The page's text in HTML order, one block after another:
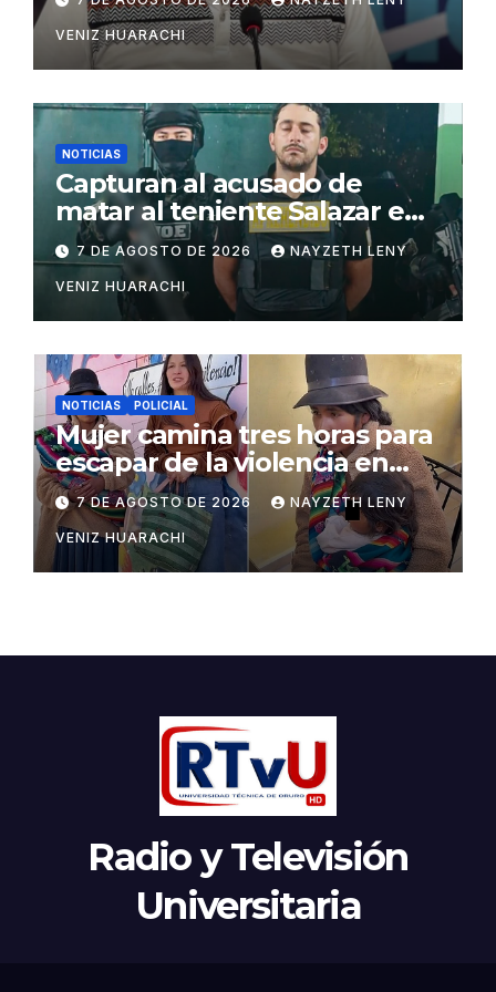
VENIZ HUARACHI
NOTICIAS
Capturan al acusado de
matar al teniente Salazar en
San Matías
7 DE AGOSTO DE 2026 NAYZETH LENY
VENIZ HUARACHI
NOTICIAS POLICIAL
Mujer camina tres horas para
escapar de la violencia en
Potosí
7 DE AGOSTO DE 2026 NAYZETH LENY
VENIZ HUARACHI
Radio y Televisión
Universitaria